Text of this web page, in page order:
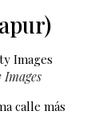
calle más